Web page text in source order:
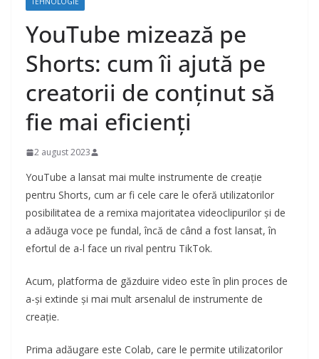
YouTube mizează pe
Shorts: cum îi ajută pe
creatorii de conținut să
fie mai eficienți
2 august 2023
YouTube a lansat mai multe instrumente de creație
pentru Shorts, cum ar fi cele care le oferă utilizatorilor
posibilitatea de a remixa majoritatea videoclipurilor și de
a adăuga voce pe fundal, încă de când a fost lansat, în
efortul de a-l face un rival pentru TikTok.
Acum, platforma de găzduire video este în plin proces de
a-și extinde și mai mult arsenalul de instrumente de
creație.
Prima adăugare este Colab, care le permite utilizatorilor